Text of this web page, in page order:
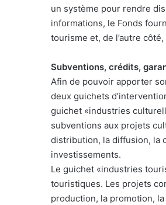
un système pour rendre
informations, le Fonds
tourisme et, de l’autre
Subventions, crédits,
Afin de pouvoir apporter
deux guichets
guichet «industries
subventions aux projets
distribution, la diffusion, la
investissements.
Le guichet «industries
touristiques. Les projets
production, la promotion,